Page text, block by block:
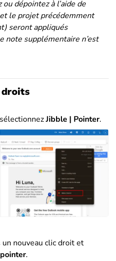
dépointez à l’aide de
le projet précédemment
seront appliqués
note supplémentaire n’est
Jibble | Pointer.
nouveau clic droit et
.